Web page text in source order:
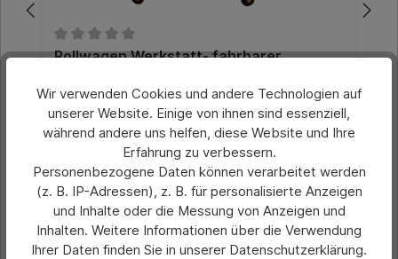
Durchschnittliche Bewertung von 0 von 5 Sternen
Rollwagen Werkstatt- fahrbarer
Preis pro Stück:
65,00 €*
Preise exkl. MwSt. zzgl. Versandkosten
In den Warenkorb
Wir verwenden Cookies und andere Technologien auf
unserer Website. Einige von ihnen sind essenziell,
während andere uns helfen, diese Website und Ihre
Erfahrung zu verbessern.
Personenbezogene Daten können verarbeitet werden
(z. B. IP-Adressen), z. B. für personalisierte Anzeigen
und Inhalte oder die Messung von Anzeigen und
Inhalten. Weitere Informationen über die Verwendung
Ihrer Daten finden Sie in unserer Datenschutzerklärung.